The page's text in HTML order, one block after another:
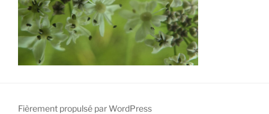
Fièrement propulsé par WordPress